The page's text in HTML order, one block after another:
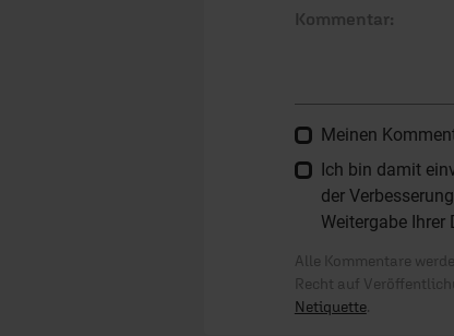
Kommentar:
Meinen
Ich bin damit
der
Weitergabe Ihrer
Alle Kommentare
Recht auf
Netiquette.